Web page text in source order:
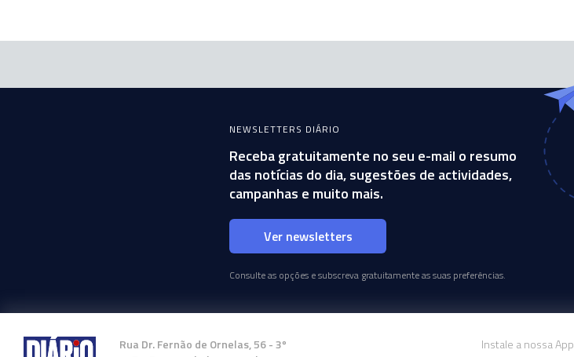
NEWSLETTERS DIÁRIO
Receba gratuitamente no seu e-mail o resumo
das notícias do dia, sugestões de actividades,
campanhas e muito mais.
Ver newsletters
Consulte as opções e subscreva gratuitamente as suas preferências.
Rua Dr. Fernão de Ornelas, 56 - 3º
Instale a nossa App